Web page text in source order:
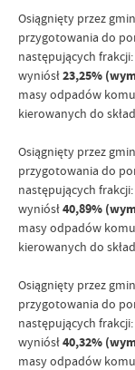
Osiągnięty przez
przygotowania do
następujących
wyniósł23,25%
masy odpadów
kierowanych do
Osiągnięty przez
przygotowania do
następujących
wyniósł40,89%
masy odpadów
kierowanych do
Osiągnięty przez
przygotowania do
następujących
wyniósł40,32%
masy odpadów